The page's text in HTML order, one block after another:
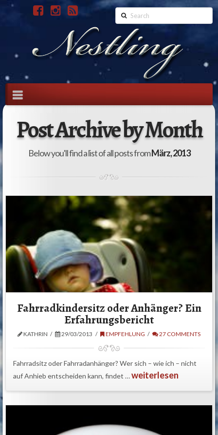
Search
Navigation
Post Archive by Month
Below you'll find a list of all posts fromMärz, 2013
Fahrradkindersitz oder Anhänger? Ein
Erfahrungsbericht
KATHRIN 29/03/2013 EMPFEHLUNG 27 COMMENTS
Fahrradsitz oder Fahrradanhänger? Wer sich – wie ich – nicht
auf Anhieb entscheiden kann, findet …weiterlesen